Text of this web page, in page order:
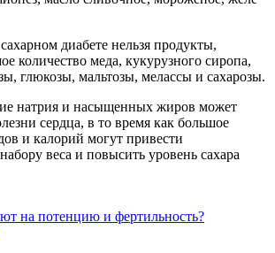
диабете нельзя продукты,
количество меда, кукурузного сиропа,
глюкозы, мальтозы, мелассы и сахарозы.
натрия и насыщенных жиров может
сердца, в то время как большое
и калорий могут привести
веса и повысить уровень сахара
на потенцию и фертильность?